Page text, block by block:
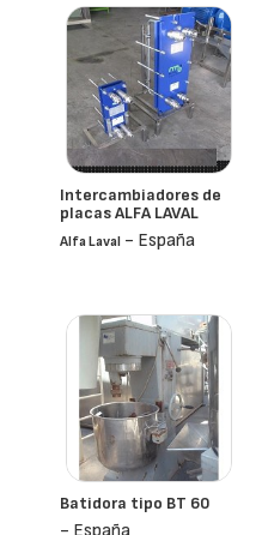
Intercambiadores de
placas ALFA LAVAL
Alfa Laval - España
Batidora tipo BT 60